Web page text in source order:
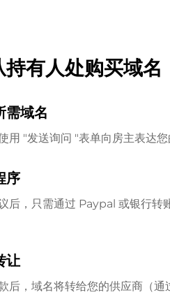
有人处购买域名
需域名
用 "发送询问 "表单向房主表达您
序
后，只需通过 Paypal 或银行转
让
后，域名将转给您的供应商（